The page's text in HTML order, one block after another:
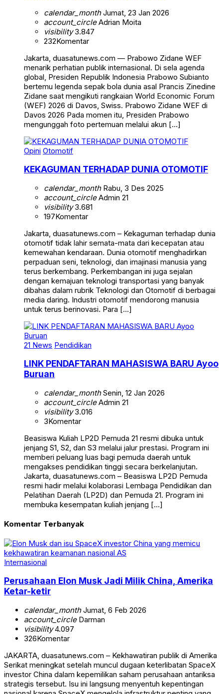
calendar_monthJumat, 23 Jan 2026
account_circleAdrian Moita
visibility3.847
232Komentar
Jakarta, duasatunews.com — Prabowo Zidane WEF
menarik perhatian publik internasional. Di sela agenda
global, Presiden Republik Indonesia Prabowo Subianto
bertemu legenda sepak bola dunia asal Prancis Zinedine
Zidane saat mengikuti rangkaian World Economic Forum
(WEF) 2026 di Davos, Swiss. Prabowo Zidane WEF di
Davos 2026 Pada momen itu, Presiden Prabowo
mengunggah foto pertemuan melalui akun […]
Opini Otomotif
KEKAGUMAN TERHADAP DUNIA OTOMOTIF
calendar_monthRabu, 3 Des 2025
account_circleAdmin 21
visibility3.681
197Komentar
Jakarta, duasatunews.com – Kekaguman terhadap dunia
otomotif tidak lahir semata-mata dari kecepatan atau
kemewahan kendaraan. Dunia otomotif menghadirkan
perpaduan seni, teknologi, dan imajinasi manusia yang
terus berkembang. Perkembangan ini juga sejalan
dengan kemajuan teknologi transportasi yang banyak
dibahas dalam rubrik Teknologi dan Otomotif di berbagai
media daring. Industri otomotif mendorong manusia
untuk terus berinovasi. Para […]
21 News Pendidikan
LINK PENDAFTARAN MAHASISWA BARU Ayoo
Buruan
calendar_monthSenin, 12 Jan 2026
account_circleAdmin 21
visibility3.016
3Komentar
Beasiswa Kuliah LP2D Pemuda 21 resmi dibuka untuk
jenjang S1, S2, dan S3 melalui jalur prestasi. Program ini
memberi peluang luas bagi pemuda daerah untuk
mengakses pendidikan tinggi secara berkelanjutan.
Jakarta, duasatunews.com – Beasiswa LP2D Pemuda
resmi hadir melalui kolaborasi Lembaga Pendidikan dan
Pelatihan Daerah (LP2D) dan Pemuda 21. Program ini
membuka kesempatan kuliah jenjang […]
Komentar Terbanyak
Internasional
Perusahaan Elon Musk Jadi Milik China, Amerika
Ketar-ketir
calendar_monthJumat, 6 Feb 2026
account_circleDarman
visibility4.097
326Komentar
JAKARTA, duasatunews.com – Kekhawatiran publik di Amerika
Serikat meningkat setelah muncul dugaan keterlibatan SpaceX
investor China dalam kepemilikan saham perusahaan antariksa
strategis tersebut. Isu ini langsung menyentuh kepentingan